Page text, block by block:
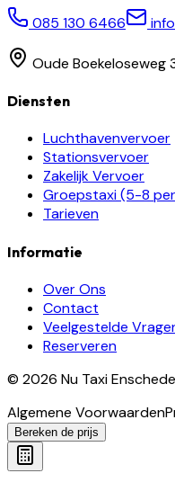
085 130 6466
Oude Boekeloseweg
Diensten
Luchthavenvervoer
Stationsvervoer
Zakelijk Vervoer
Groepstaxi (5-8
Tarieven
Informatie
Over Ons
Contact
Veelgestelde
Reserveren
© 2026 Nu Taxi Enschede
Algemene Voorwaarden
Bereken de prijs